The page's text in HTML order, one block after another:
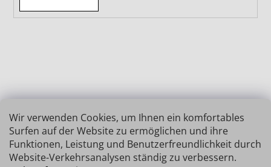
Wir verwenden Cookies, um Ihnen ein komfortables
Surfen auf der Website zu ermöglichen und ihre
Funktionen, Leistung und Benutzerfreundlichkeit durch
Website-Verkehrsanalysen ständig zu verbessern.